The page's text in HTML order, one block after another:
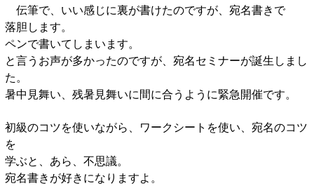
伝筆で、いい感じに裏が書けたのですが、宛名書きで
落胆します。
ペンで書いてしまいます。
と言うお声が多かったのですが、宛名セミナーが誕生しまし
た。
暑中見舞い、残暑見舞いに間に合うように緊急開催です。
初級のコツを使いながら、ワークシートを使い、宛名のコツ
を
学ぶと、あら、不思議。
宛名書きが好きになりますよ。